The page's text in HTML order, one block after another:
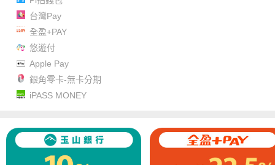
台灣Pay
全盈+PAY
悠遊付
Apple Pay
銀角零卡-無卡分期
iPASS MONEY